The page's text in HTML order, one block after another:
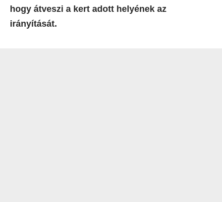
hogy átveszi a kert adott helyének az
irányítását.